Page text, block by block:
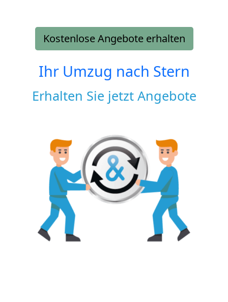
Kostenlose Angebote erhalten
Ihr Umzug nach Stern
Erhalten Sie jetzt Angebote